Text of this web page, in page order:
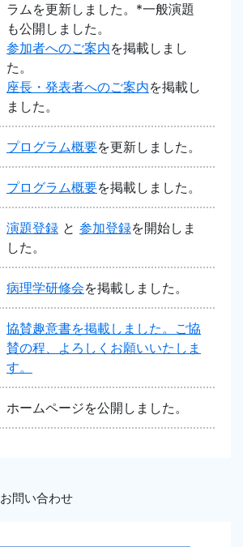
ラムを更新しました。*一般演題
も公開しました。
参加者へのご案内を掲載しまし
た。
座長・発表者へのご案内を掲載し
ました。
プログラム概要を更新しました。
プログラム概要を掲載しました。
演題登録 と 参加登録を開始しま
した。
病理学研修会を掲載しました。
協賛趣意書を掲載しました。ご協
賛の程、よろしくお願いいたしま
す。
ホームページを公開しました。
お問い合わせ